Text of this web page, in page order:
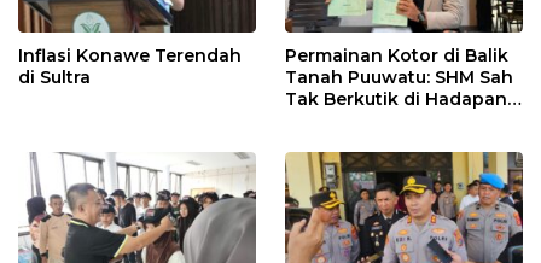
Inflasi Konawe Terendah
di Sultra
Permainan Kotor di Balik
Tanah Puuwatu: SHM Sah
Tak Berkutik di Hadapan